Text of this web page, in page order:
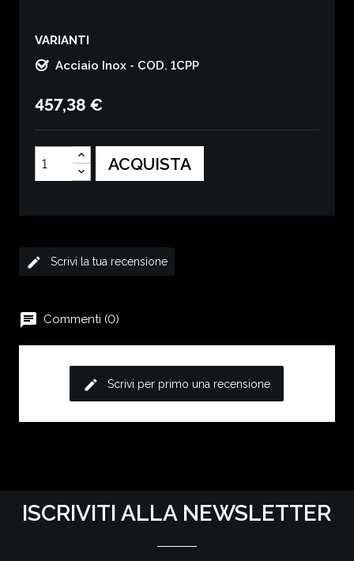
VARIANTI
Acciaio Inox - COD. 1CPP
457,38 €
ACQUISTA
edit Scrivi la tua recensione
chat Commenti (0)
edit Scrivi per primo una recensione
ISCRIVITI ALLA NEWSLETTER